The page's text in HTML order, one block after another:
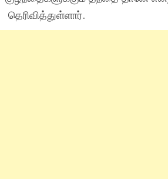
தெரிவித்துள்ளார்.